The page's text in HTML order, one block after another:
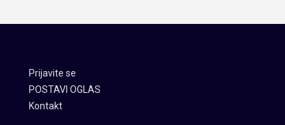
Prijavite se
POSTAVI OGLAS
Kontakt